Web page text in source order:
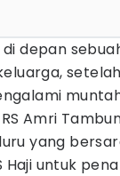
depan
Amri
yang
Haji untuk